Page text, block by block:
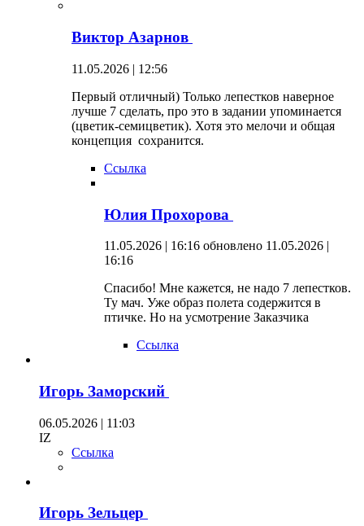
Виктор Азарнов
11.05.2026 | 12:56
Первый отличный) Только лепестков наверное
лучше 7 сделать, про это в задании упоминается
(цветик-семицветик). Хотя это мелочи и общая
концепция сохранится.
Ссылка
Юлия Прохорова
11.05.2026 | 16:16 обновлено 11.05.2026 |
16:16
Спасибо! Мне кажется, не надо 7 лепестков.
Ту мач. Уже образ полета содержится в
птичке. Но на усмотрение Заказчика
Ссылка
Игорь Заморский
06.05.2026 | 11:03
IZ
Ссылка
Игорь Зельцер